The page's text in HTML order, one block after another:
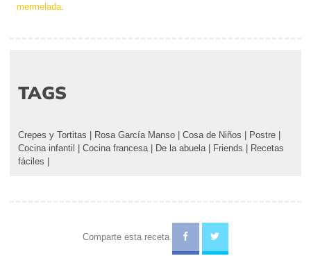
mermelada
TAGS
Crepes y Tortitas Rosa García Manso Cosa de Niños Postre
Cocina infantil
Cocina francesa De la abuela Friends
Recetas
fáciles
Comparte esta receta